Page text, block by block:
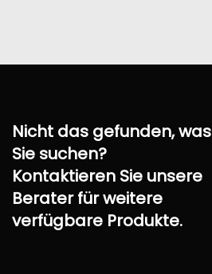
Nicht das gefunden, was
Sie suchen?
Kontaktieren Sie unsere
Berater für weitere
verfügbare Produkte.